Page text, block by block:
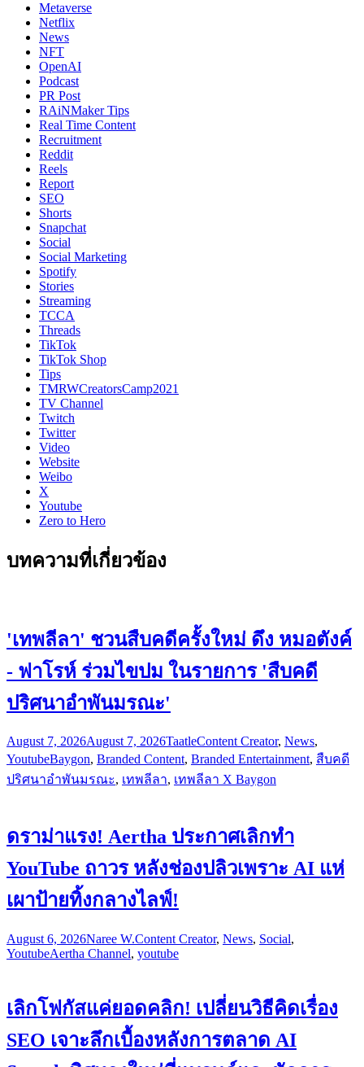
Metaverse
Netflix
News
NFT
OpenAI
Podcast
PR Post
RAiNMaker Tips
Real Time Content
Recruitment
Reddit
Reels
Report
SEO
Shorts
Snapchat
Social
Social Marketing
Spotify
Stories
Streaming
TCCA
Threads
TikTok
TikTok Shop
Tips
TMRWCreatorsCamp2021
TV Channel
Twitch
Twitter
Video
Website
Weibo
X
Youtube
Zero to Hero
บทความที่เกี่ยวข้อง
'เทพลีลา' ชวนสืบคดีครั้งใหม่ ดึง หมอตังค์
- ฟาโรห์ ร่วมไขปม ในรายการ 'สืบคดี
ปริศนาอำพันมรณะ'
August 7, 2026August 7, 2026TaatleContent Creator, News,
YoutubeBaygon, Branded Content, Branded Entertainment, สืบคดี
ปริศนาอำพันมรณะ, เทพลีลา, เทพลีลา X Baygon
ดราม่าแรง! Aertha ประกาศเลิกทำ
YouTube ถาวร หลังช่องปลิวเพราะ AI แห่
เผาป้ายทิ้งกลางไลฟ์!
August 6, 2026Naree W.Content Creator, News, Social,
YoutubeAertha Channel, youtube
เลิกโฟกัสแค่ยอดคลิก! เปลี่ยนวิธีคิดเรื่อง
SEO เจาะลึกเบื้องหลังการตลาด AI